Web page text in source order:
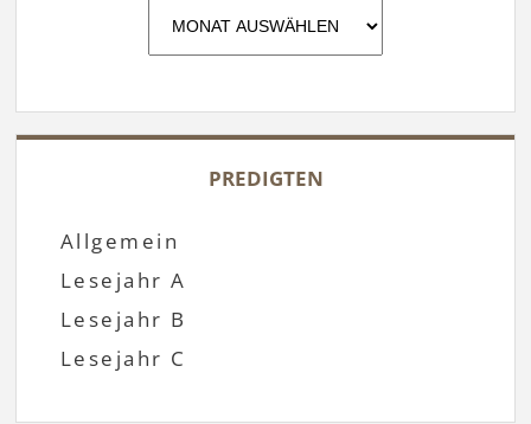
PREDIGTEN
Allgemein
Lesejahr A
Lesejahr B
Lesejahr C